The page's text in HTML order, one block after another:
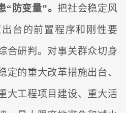
“防变量”。 把社会稳定风
台的前置程序和刚性要
合研判。对事关群众切身
定的重大改革措施出台、
大工程项目建设、重大活